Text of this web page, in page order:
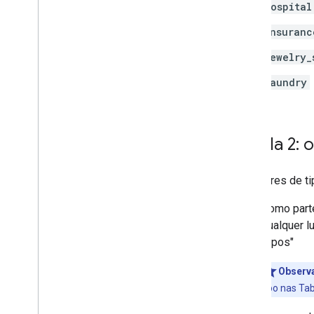
hospital
laundry
Tabela
Os valores de
Como
qualquer
"tipos"
tipo nas